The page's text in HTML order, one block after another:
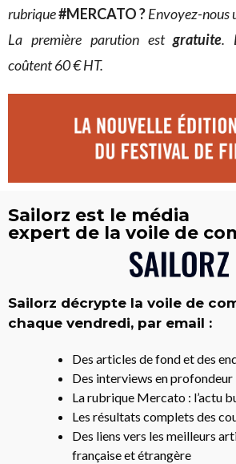
rubrique#MERCATO ?Envoyez-nous
La première parution estgratuite.
coûtent 60 € HT.
Sailorz est le média
expert de la voile de
Sailorz décrypte la voile de
chaque vendredi, par email :
Des articles de fond et des
Des interviews en profondeur
La rubrique Mercato : l’actu
Les résultats complets des
Des liens vers les meilleurs
française et étrangère